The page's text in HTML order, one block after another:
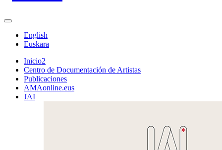
English
Euskara
Inicio2
Centro de Documentación de Artistas
Publicaciones
AMAonline.eus
JAI